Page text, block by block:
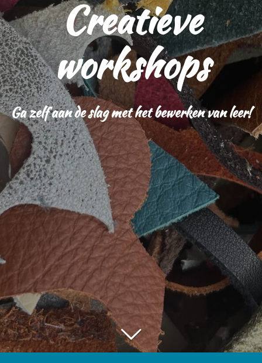
Creatieve
workshops
Ga zelf aan de slag met het bewerken van leer!